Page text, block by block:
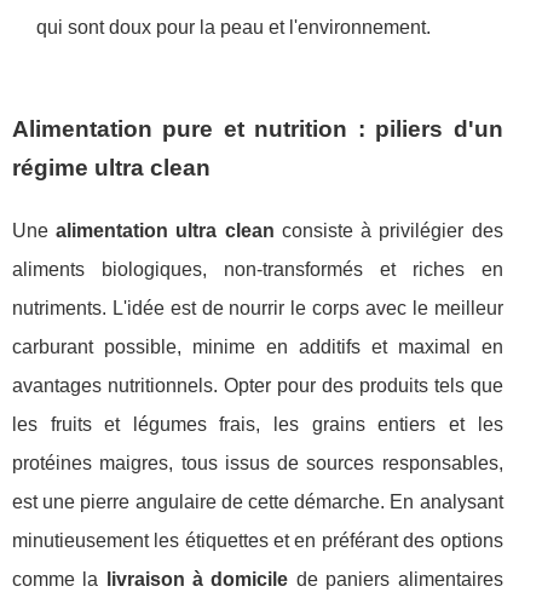
qui sont doux pour la peau et l'environnement.
Alimentation pure et nutrition : piliers d'un
régime ultra clean
Unealimentation ultra clean consiste à privilégier des
aliments biologiques, non-transformés et riches en
nutriments. L'idée est de nourrir le corps avec le meilleur
carburant possible, minime en additifs et maximal en
avantages nutritionnels. Opter pour des produits tels que
les fruits et légumes frais, les grains entiers et les
protéines maigres, tous issus de sources responsables,
est une pierre angulaire de cette démarche. En analysant
minutieusement les étiquettes et en préférant des options
comme la
livraison à domicile de paniers alimentaires